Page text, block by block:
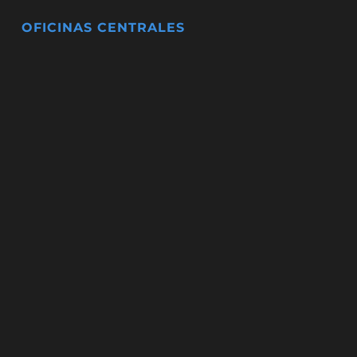
OFICINAS CENTRALES